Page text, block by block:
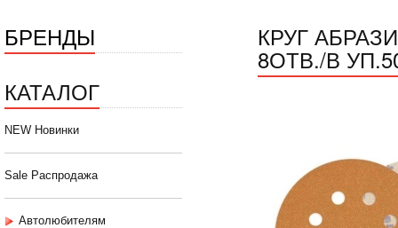
БРЕНДЫ
КАТАЛОГ
NEW Новинки
Sale Распродажа
Автолюбителям
КРУГ
8ОТВ./В